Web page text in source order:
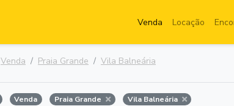
Venda Locação
Venda Praia Grande Vila Balneária
Venda Praia Grande Vila Balneária